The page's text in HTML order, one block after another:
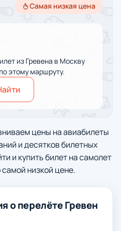
Самая низкая цена
из Гревена в Москву
этому маршруту.
цены на авиабилеты
и десятков билетных
и купить билет на самолет
низкой цене.
о перелёте Гревен